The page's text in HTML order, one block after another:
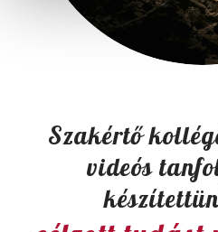
Szakértő
videós